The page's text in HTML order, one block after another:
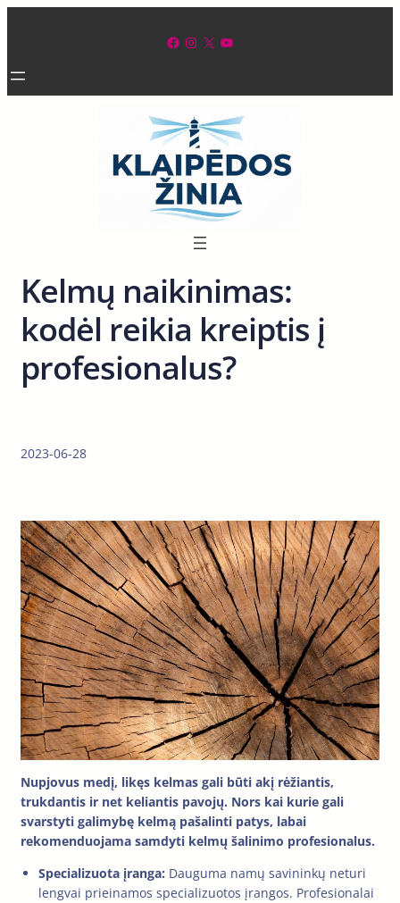
Facebook Instagram X YouTube
Kelmų naikinimas:
kodėl reikia kreiptis į
profesionalus?
2023-06-28
Nupjovus medį, likęs kelmas gali būti akį rėžiantis,
trukdantis ir net keliantis pavojų. Nors kai kurie gali
svarstyti galimybę kelmą pašalinti patys, labai
rekomenduojama samdyti kelmų šalinimo profesionalus.
Specializuota įranga: Dauguma namų savininkų neturi
lengvai prieinamos specializuotos įrangos. Profesionalai